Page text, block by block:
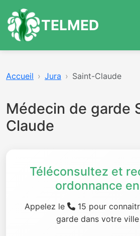
TELMED
Accueil Jura Saint-Claude
Médecin de garde
Claude
Téléconsultez et
ordonnance
Appelez le
15 pour
garde dans votre